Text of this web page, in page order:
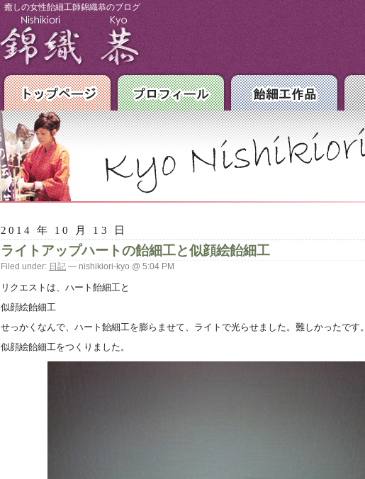
癒しの女性飴細工師錦織恭のブログ
2014 年 10 月 13 日
ライトアップハートの飴細工と似顔絵飴細工
Filed under: 日記 — nishikiori-kyo @ 5:04 PM
リクエストは、ハート飴細工と
似顔絵飴細工
せっかくなんで、ハート飴細工を膨らませて、ライトで光らせました。難しかったです。
似顔絵飴細工をつくりました。